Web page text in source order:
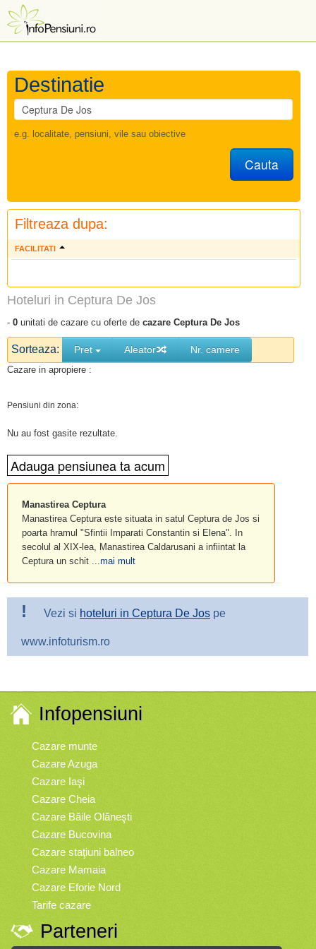
Destinatie
e.g. localitate, pensiuni, vile sau obiective
Cauta
Filtreaza dupa:
FACILITATI
Hoteluri in Ceptura De Jos
- 0 unitati de cazare cu oferte de cazare Ceptura De Jos
Sorteaza: Pret Aleator Nr. camere
Cazare in apropiere :
Pensiuni din zona:
Nu au fost gasite rezultate.
Manastirea Ceptura
Manastirea Ceptura este situata in satul Ceptura de Jos si
poarta hramul "Sfintii Imparati Constantin si Elena". In
secolul al XIX-lea, Manastirea Caldarusani a infiintat la
Ceptura un schit ...mai mult
! Vezi si hoteluri in Ceptura De Jos pe
www.infoturism.ro
Infopensiuni
Cazare munte
Cazare Azuga
Cazare Iaşi
Cazare Cheia
Cazare Băile Olăneşti
Cazare Bucovina
Cazare staţiuni balneo
Cazare Mamaia
Cazare Eforie Nord
Tarife cazare
Parteneri